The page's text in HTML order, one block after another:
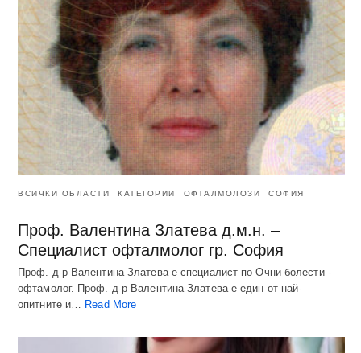
ВСИЧКИ ОБЛАСТИ КАТЕГОРИИ ОФТАЛМОЛОЗИ СОФИЯ
Проф. Валентина Златева д.м.н. –
Специалист офталмолог гр. София
Проф. д-р Валентина Златева е специалист по Очни болести -
офтамолог. Проф. д-р Валентина Златева е един от най-
опитните и… Read More